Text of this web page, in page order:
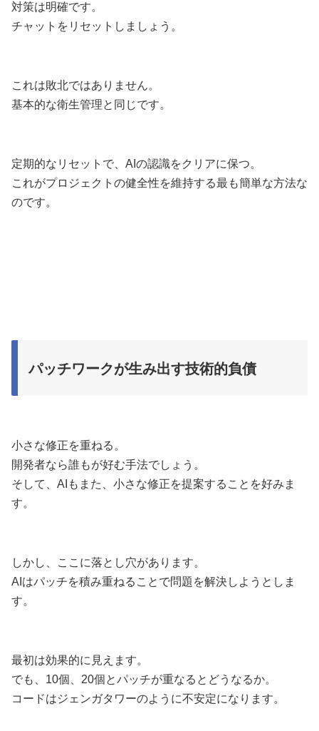
対策は明確です。
チャットをリセットしましょう。
これは敗北ではありません。
基本的な衛生管理と同じです。
定期的なリセットで、AIの認識をクリアに保つ。
これがプロジェクトの健全性を維持する最も簡単な方法な
のです。
パッチワークが生み出す技術的負債
小さな修正を重ねる。
開発者なら誰もが好む手法でしょう。
そして、AIもまた、小さな修正を提案することを好みま
す。
しかし、ここに落とし穴があります。
AIはパッチを積み重ねることで問題を解決しようとしま
す。
最初は効果的に見えます。
でも、10個、20個とパッチが重なるとどうなるか。
コードはジェンガタワーのように不安定になります。